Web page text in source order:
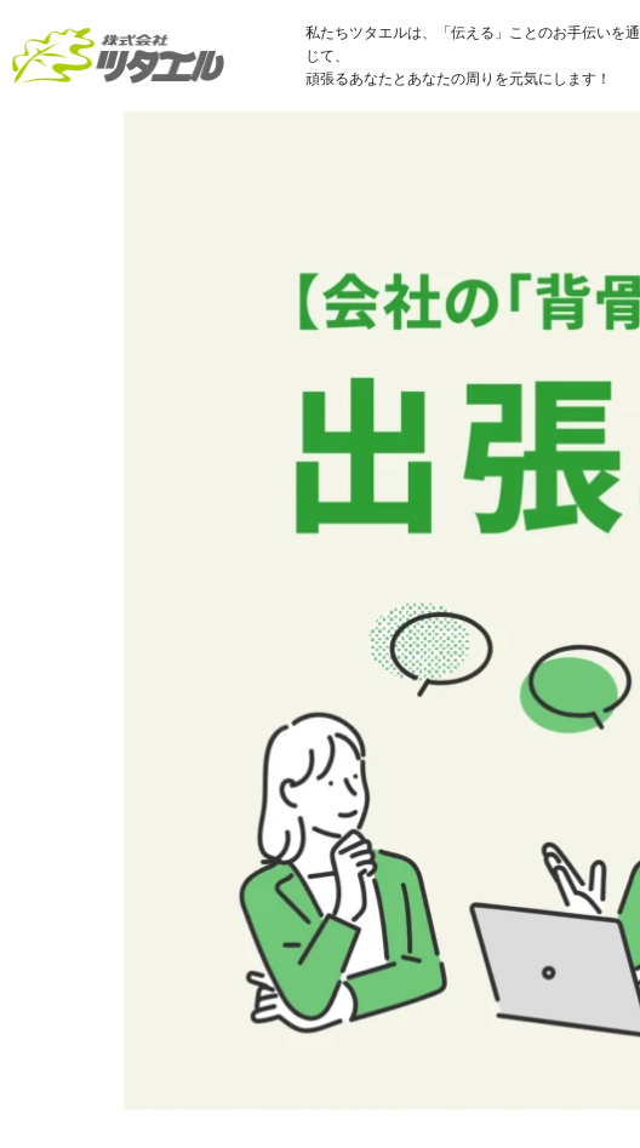
私たちツタエルは、「伝える」ことのお手伝いを通
じて、
頑張るあなたとあなたの周りを元気にします！